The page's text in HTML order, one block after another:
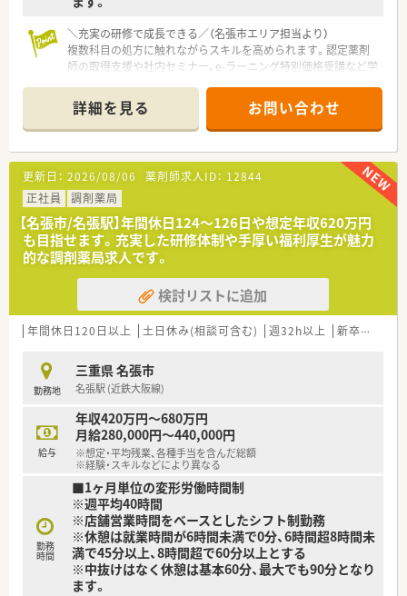
＼充実の研修で成長できる／（名張市エリア担当より）
複数科目の処方に触れながらスキルを高められます。認定薬剤
師の取得支援や社内セミナー、e-ラーニング特別価格受講など学
【店舗情報と応需状況について】
■近鉄大阪線名張駅より徒歩13分の立地にあり、通勤しやすい
環境が整えられています。
■応需科目は内科と整形外科で、処方箋応需枚数は1日あたり80
枚から90枚ほどとなっています。
■薬局内では常時3名から4名ほどの薬剤師が勤務しており、体
制も非常に安定しています。
【求人情報について】
■年収は380万円から620万円まで、これまでの経験や能力を考
慮して提示されます。
■ナショナル社員とエリア社員を選択可能で、個人の希望に合わ
せた働き方が選べます。
■各種手当や賞与が充実しており、長く安心して働き続けられる
【勤務実態について】
■年間休日は124日から126日確保されており、プライベートと
メリハリをつけて働けます。
■完全週休2日制を採用しており、夏季休暇や年末年始休暇など
の長期休暇も充実しています。
■残業時間の削減に努めており、ワークライフバランスを重視す
詳細を見る お問い合わせ
更新日： 2026/08/06 薬剤師求人ID： 12844
正社員
調剤薬局
【名張市/名張駅】年間休日124～126日や想定年収620万円
も目指せます。充実した研修体制や手厚い福利厚生が魅力
的な調剤薬局求人です。
検討リストに追加
年間休日120日以上 土日休み(相談可含む) 週32h以上 新卒可
勤務地
三重県 名張市
名張駅 (近鉄大阪線)
給与
年収420万円～680万円
月給280,000円～440,000円
※想定・平均残業、各種手当を含んだ総額
※経験・スキルなどにより異なる
勤務
時間
■1ヶ月単位の変形労働時間制
※週平均40時間
※店舗営業時間をベースとしたシフト制勤務
※休憩は就業時間が6時間未満で0分、6時間超8時間未
満で45分以上、8時間超で60分以上とする
※中抜けはなく休憩は基本60分、最大でも90分となり
ます。